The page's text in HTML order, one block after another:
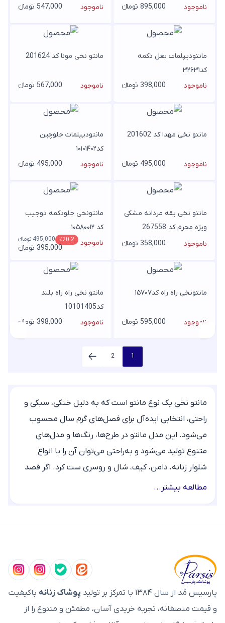
ناموجود
895,000 تومانء
ناموجود
547,000 تومانء
مانتودیپلمات بغل دکمه
کد۳۲۶۳۱
ناموجود
398,000 تومانء
مانتو نخی مونا کد 201624
ناموجود 567,000 تومانء
مانتو نخی مهدا کد 201602
ناموجود 495,000 تومانء
مانتودیپلمات جلوچین
کد۱۰۱۰۱۴۰۲
ناموجود
495,000 تومانء
مانتو نخی یقه مردانه مشکی
ویژه محرم کد 267558
ناموجود
358,000 تومانء
مانتونخی جلودکمه دوجیب
کد ۱۰۵۸۰۰۱۲
ناموجود
٪20.2 495,000 تومانء
395,000 تومانء
مانتونخی راه راه کد۱۵۷۰۷
ناموجود 595,000 تومانء
مانتو نخی راه راه بلند
کد10101405
ناموجود
398,000 تومانء
1
2
مانتو نخی یک نوع مانتو است که به دلیل خنکی، سبکی و
راحتی، انتخابی ایده‌آل برای فصل‌های گرم سال محسوب
می‌شود. این مدل مانتو در طرح‌ها، رنگ‌ها و مدل‌های
متنوع تولید می‌شود و به‌راحتی می‌توان آن را با انواع
شلوار زنانه، دامن، کیف، شال و روسری ست کرد. اگر قصد
خرید مانتو نخی زنانه را دارید، در ادامه با انواع مدل‌ها و
تابستان احساس راحتی بیشتری داشته باشید. این
مانتوها معمولاً سبک، لطیف و تنفس‌پذیر هستند و
رطوبت بدن را بهتر جذب می‌کنند. البته پارچه‌های نخی
ممکن است نسبت به برخی پارچه‌های دیگر چروک‌پذیری
مطالعه بیشتر...
پارسیس مُد از سال ۱۳۸۴ با تمرکز بر تولید پوشاک زنانه باکیفیت
و قیمت منصفانه، تجربه خریدی آسان، مطمئن و متنوع را از